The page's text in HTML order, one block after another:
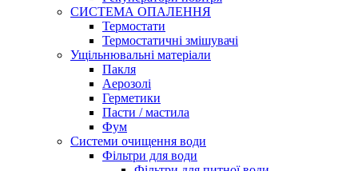
СИСТЕМА ОПАЛЕННЯ
Термостати
Термостатичні змішувачі
Ущільнювальні матеріали
Пакля
Аерозолі
Герметики
Пасти / мастила
Фум
Системи очищення води
Фільтри для води